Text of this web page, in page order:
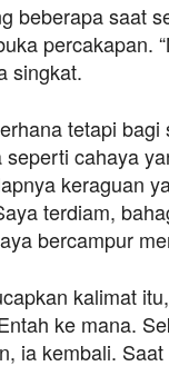
beberapa saat
percakapan.
singkat.
tetapi bagi
seperti cahaya
keraguan
terdiam,
bercampur
kalimat
ke mana.
ia kembali.